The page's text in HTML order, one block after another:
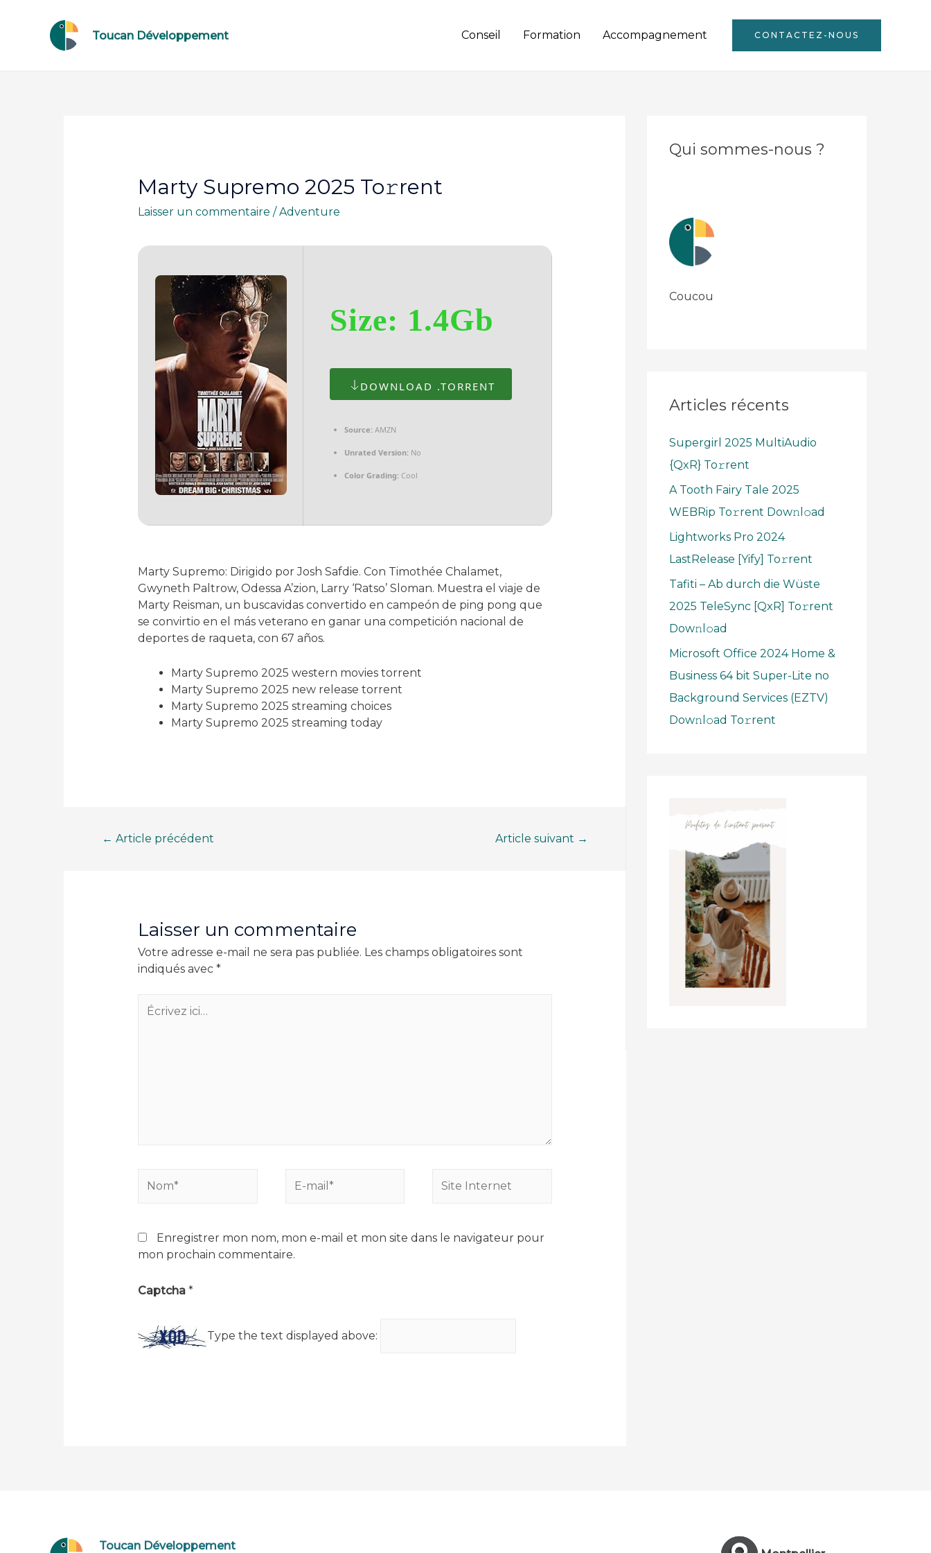
Toucan Développement Conseil Formation Accompagnement CONTACTEZ-NOUS
Marty Supremo 2025 To𝚛rent
Laisser un commentaire /Adventure
Size: 1.4Gb
DOWNLOAD .TORRENT
Source: AMZN
Unrated Version: No
Color Grading: Cool
Marty Supremo: Dirigido por Josh Safdie. Con Timothée Chalamet,
Gwyneth Paltrow, Odessa A’zion, Larry ‘Ratso’ Sloman. Muestra el viaje de
Marty Reisman, un buscavidas convertido en campeón de ping pong que
se convirtio en el más veterano en ganar una competición nacional de
deportes de raqueta, con 67 años.
Marty Supremo 2025 western movies torrent
Marty Supremo 2025 new release torrent
Marty Supremo 2025 streaming choices
Marty Supremo 2025 streaming today
Navigation
← Article précédent Article suivant →
Laisser un commentaire
Votre adresse e-mail ne sera pas publiée. Les champs obligatoires sont
indiqués avec *
Écrivez
ici…
mail*
Internet
Enregistrer mon nom, mon e-mail et mon site dans le navigateur pour
mon prochain commentaire.
Captcha *
Type the text displayed above:
Qui sommes-nous ?
Coucou
Articles récents
Supergirl 2025 MultiAudio
{QxR} To𝚛rent
A Tooth Fairy Tale 2025
WEBRip To𝚛rent Dow𝚗l𝚘ad
Lightworks Pro 2024
LastRelease [Yify] To𝚛rent
Tafiti – Ab durch die Wüste
2025 TeleSync [QxR] To𝚛rent
Dow𝚗l𝚘ad
Microsoft Office 2024 Home &
Business 64 bit Super-Lite no
Background Services (EZTV)
Dow𝚗l𝚘ad To𝚛rent
Toucan Développement